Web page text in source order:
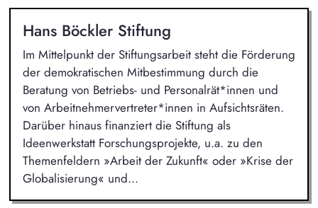
Hans Böckler Stiftung
Im Mittelpunkt der Stiftungsarbeit steht die Förderung
der demokratischen Mitbestimmung durch die
Beratung von Betriebs- und Personalrät*innen und
von Arbeitnehmervertreter*innen in Aufsichtsräten.
Darüber hinaus finanziert die Stiftung als
Ideenwerkstatt Forschungsprojekte, u.a. zu den
Themenfeldern »Arbeit der Zukunft« oder »Krise der
Globalisierung« und...